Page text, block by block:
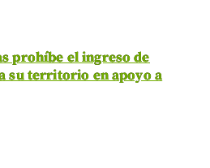
prohíbe el ingreso de
su territorio en apoyo a